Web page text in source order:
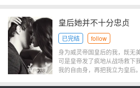
盗、学生们轮番蹂躏的肉便器。
皇后她并不十分忠贞
已完结
follow
身为威灵帝国皇后的我，既无
可是皇帝发了疯地从战场救下
我的自由身，再把我立为皇后